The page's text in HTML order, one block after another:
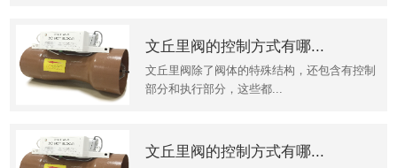
文丘里阀的控制方式有哪...
文丘里阀除了阀体的特殊结构，还包含有控制
部分和执行部分，这些都...
文丘里阀的控制方式有哪...